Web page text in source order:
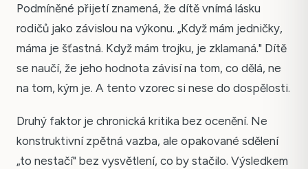
Podmíněné přijetí znamená, že dítě vnímá lásku
rodičů jako závislou na výkonu. „Když mám jedničky,
máma je šťastná. Když mám trojku, je zklamaná." Dítě
se naučí, že jeho hodnota závisí na tom, co dělá, ne
na tom, kým je. A tento vzorec si nese do dospělosti.
Druhý faktor je chronická kritika bez ocenění. Ne
konstruktivní zpětná vazba, ale opakované sdělení
„to nestačí" bez vysvětlení, co by stačilo. Výsledkem